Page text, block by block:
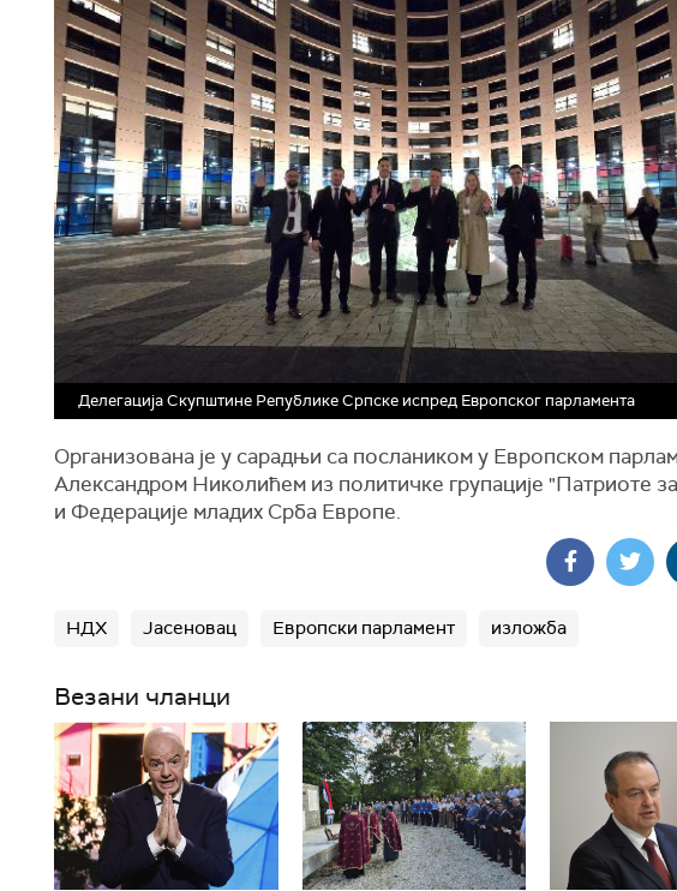
Делегација Скупштине Републике Српске испред Европског парламента
Организована је у сарадњи са послаником у Европском
Александром Николићем из политичке групације "Патриоте
и Федерације младих Срба Европе.
НДХ Јасеновац Европски парламент изложба
Везани чланци